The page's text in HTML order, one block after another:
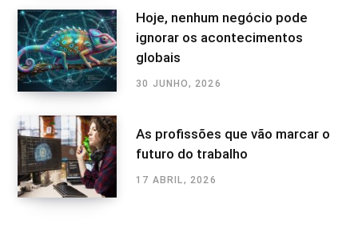
Hoje, nenhum negócio pode
ignorar os acontecimentos
globais
30 JUNHO, 2026
As profissões que vão marcar o
futuro do trabalho
17 ABRIL, 2026